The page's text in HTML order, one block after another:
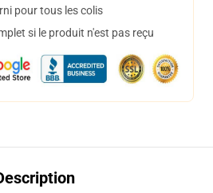
pour tous les colis
si le produit n'est pas reçu